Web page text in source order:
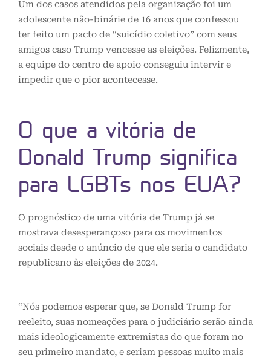
Um dos casos atendidos pela organização foi um
adolescente não-binárie de 16 anos que confessou
ter feito um pacto de “suicídio coletivo” com seus
amigos caso Trump vencesse as eleições. Felizmente,
a equipe do centro de apoio conseguiu intervir e
impedir que o pior acontecesse.
O que a vitória de
Donald Trump significa
para LGBTs nos EUA?
O prognóstico de uma vitória de Trump já se
mostrava desesperançoso para os movimentos
sociais desde o anúncio de que ele seria o candidato
republicano às eleições de 2024.
“Nós podemos esperar que, se Donald Trump for
reeleito, suas nomeações para o judiciário serão ainda
mais ideologicamente extremistas do que foram no
seu primeiro mandato, e seriam pessoas muito mais